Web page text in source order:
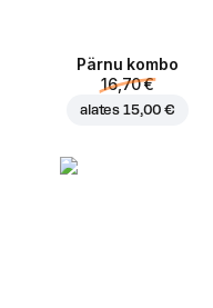
Pärnu kombo
16,70 €
alates 15,00 €